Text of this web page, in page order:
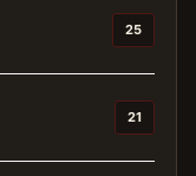
25
21